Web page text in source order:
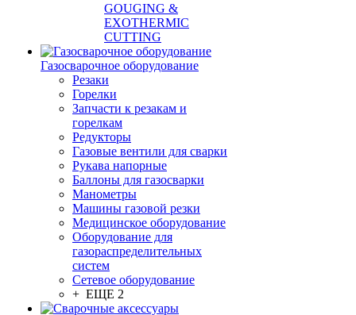
GOUGING &
EXOTHERMIC
CUTTING
Газосварочное оборудование
Резаки
Горелки
Запчасти к резакам и
горелкам
Редукторы
Газовые вентили для сварки
Рукава напорные
Баллоны для газосварки
Манометры
Машины газовой резки
Медицинское оборудование
Оборудование для
газораспределительных
систем
Сетевое оборудование
+ ЕЩЕ 2